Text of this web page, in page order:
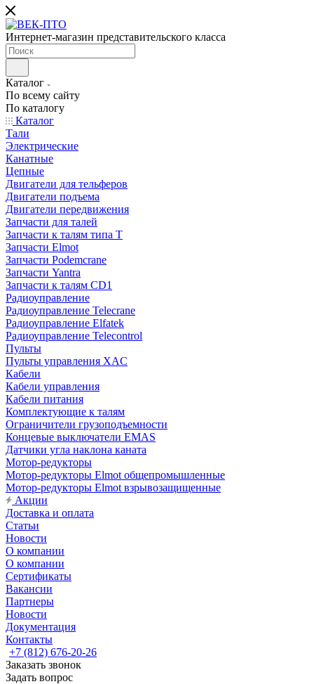
Интернет-магазин представительского класса
Каталог
По всему сайту
По каталогу
Каталог
Тали
Электрические
Канатные
Цепные
Двигатели для тельферов
Двигатели подъема
Двигатели передвижения
Запчасти для талей
Запчасти к талям типа Т
Запчасти Elmot
Запчасти Podemcrane
Запчасти Yantra
Запчасти к талям CD1
Радиоуправление
Радиоуправление Telecrane
Радиоуправление Elfatek
Радиоуправление Telecontrol
Пульты
Пульты управления XAC
Кабели
Кабели управления
Кабели питания
Комплектующие к талям
Ограничители грузоподъемности
Концевые выключатели EMAS
Датчики угла наклона каната
Мотор-редукторы
Мотор-редукторы Elmot общепромышленные
Мотор-редукторы Elmot взрывозащищенные
Акции
Доставка и оплата
Статьи
Новости
О компании
О компании
Сертификаты
Вакансии
Партнеры
Новости
Документация
Контакты
+7 (812) 676-20-26
Заказать звонок
Задать вопрос